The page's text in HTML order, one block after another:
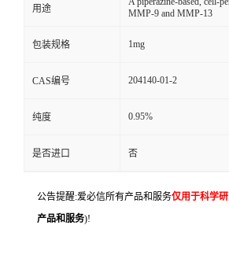
用途
MMP-9 and MMP-13
包装规格 1mg
CAS编号 204140-01-2
纯度 0.95%
是否进口 否
公告提醒:爱必信所有产品和服务仅用于科学
产品和服务)!